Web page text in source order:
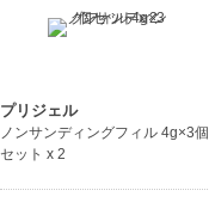
プリジェル
ノンサンディングフィル 4g×3個
セット x 2